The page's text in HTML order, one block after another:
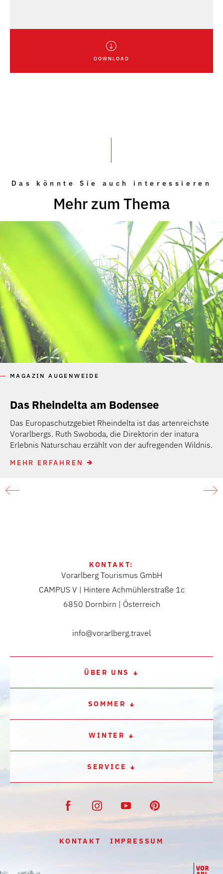
DOWNLOAD
Das könnte Sie auch interessieren
Mehr zum Thema
MAGAZIN AUGENWEIDE
Das Rheindelta am Bodensee
Das Europaschutzgebiet Rheindelta ist das artenreichste
Vorarlbergs. Ruth Swoboda, die Direktorin der inatura
Erlebnis Naturschau erzählt von der aufregenden Wildnis.
MEHR ERFAHREN
KONTAKT:
Vorarlberg Tourismus GmbH
CAMPUS V | Hintere Achmühlerstraße 1c
6850 Dornbirn | Österreich
info@vorarlberg.travel
ÜBER UNS
SOMMER
WINTER
SERVICE
KONTAKT IMPRESSUM